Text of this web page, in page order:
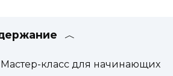
Мастер-класс для начинающих